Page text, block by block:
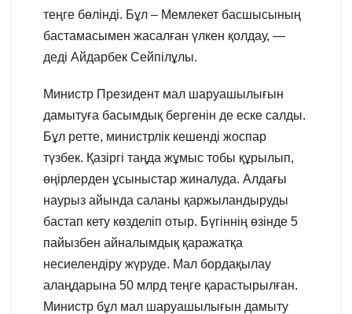
теңге бөлінді. Бұл – Мемлекет басшысының
бастамасымен жасалған үлкен қолдау, —
деді Айдарбек Сейпілұлы.
Министр Президент мал шаруашылығын
дамытуға басымдық бергенін де еске салды.
Бұл ретте, министрлік кешенді жоспар
түзбек. Қазіргі таңда жұмыс тобы құрылып,
өңірлерден ұсыныстар жиналуда. Алдағы
наурыз айында саланы қаржыландыруды
бастап кету көзделіп отыр. Бүгіннің өзінде 5
пайызбен айналымдық қаражатқа
несиелендіру жүруде. Мал бордақылау
алаңдарына 50 млрд теңге қарастырылған.
Министр бұл мал шаруашылығын дамыту